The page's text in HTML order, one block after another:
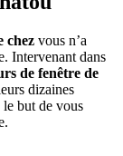
chez vous n’a
Intervenant dans
de fenêtre de
dizaines
le but de vous